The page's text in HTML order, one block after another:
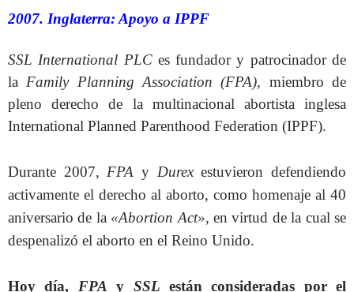
2007. Inglaterra: Apoyo a IPPF
SSL International PLCes fundador y patrocinador de
la Family Planning Association (FPA), miembro de
pleno derecho de la multinacional abortista inglesa
International Planned Parenthood Federation (IPPF).
Durante 2007, FPA y Durexestuvieron defendiendo
activamente el derecho al aborto, como homenaje al 40
aniversario de la «Abortion Act», en virtud de la cual se
despenalizó el aborto en el Reino Unido.
Hoy día, FPA y SSL están consideradas por el